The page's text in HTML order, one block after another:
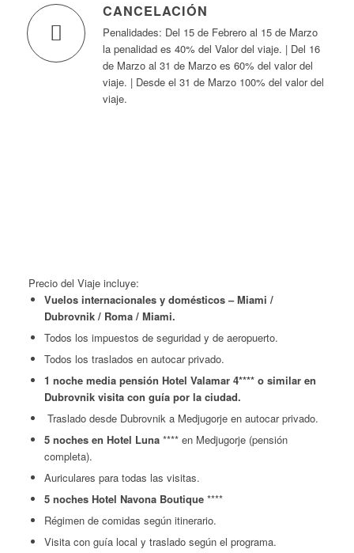
CANCELACIÓN
Penalidades: Del 15 de Febrero al 15 de Marzo
la penalidad es 40% del Valor del viaje. | Del 16
de Marzo al 31 de Marzo es 60% del valor del
viaje. | Desde el 31 de Marzo 100% del valor del
viaje.
Precio del Viaje incluye:
Vuelos internacionales y domésticos – Miami /
Dubrovnik / Roma / Miami.
Todos los impuestos de seguridad y de aeropuerto.
Todos los traslados en autocar privado.
1 noche media pensión Hotel Valamar 4**** o similar en
Dubrovnik visita con guía por la ciudad.
Traslado desde Dubrovnik a Medjugorje en autocar privado.
5 noches en Hotel Luna **** en Medjugorje (pensión
completa).
Auriculares para todas las visitas.
5 noches Hotel Navona Boutique ****
Régimen de comidas según itinerario.
Visita con guía local y traslado según el programa.